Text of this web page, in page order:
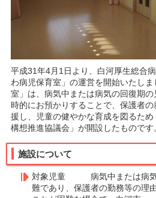
平成31年4月1日より、白河厚生総合
わ病児保育室」の運営を開始いたし
室」は、病気中または病気の回復期
時的にお預かりすることで、保護者
援し、児童の健やかな育成を図るた
構想推進協議会」が開設したものです
施設について
対象児童 病気中または病気
難であり、保護者の勤務等の理